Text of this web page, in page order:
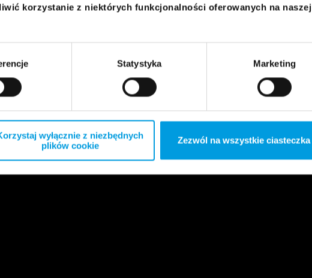
korzystanie z niektórych funkcjonalności oferowanych na naszej
Statystyka Marketing
wyłącznie z niezbędnych
plików cookie
Zezwól na wszystkie ciasteczka